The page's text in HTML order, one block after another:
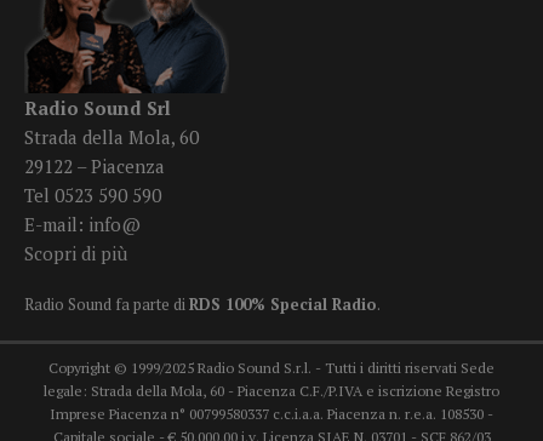
Radio Sound Srl
Strada della Mola, 60
29122 – Piacenza
Tel 0523 590 590
E-mail: info@
Scopri di più
Radio Sound fa parte diRDS 100% Special Radio.
Copyright © 1999/2025 Radio Sound S.r.l. - Tutti i diritti riservati Sede
legale: Strada della Mola, 60 - Piacenza C.F./P.IVA e iscrizione Registro
Imprese Piacenza n° 00799580337 c.c.i.a.a. Piacenza n. r.e.a. 108530 -
Capitale sociale - € 50.000,00 i.v. Licenza SIAE N. 03701 - SCF 862/03